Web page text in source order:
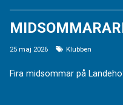
25 maj 2026 Klubben
Fira midsommar på